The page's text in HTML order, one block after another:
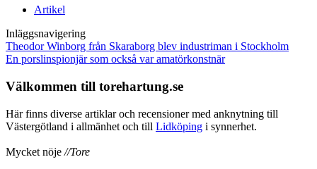
Artikel
Inläggsnavigering
Theodor Winborg från Skaraborg blev industriman i Stockholm
En porslinspionjär som också var amatörkonstnär
Välkommen till torehartung.se
Här finns diverse artiklar och recensioner med anknytning till
Västergötland i allmänhet och till Lidköping i synnerhet.
Mycket nöje //Tore